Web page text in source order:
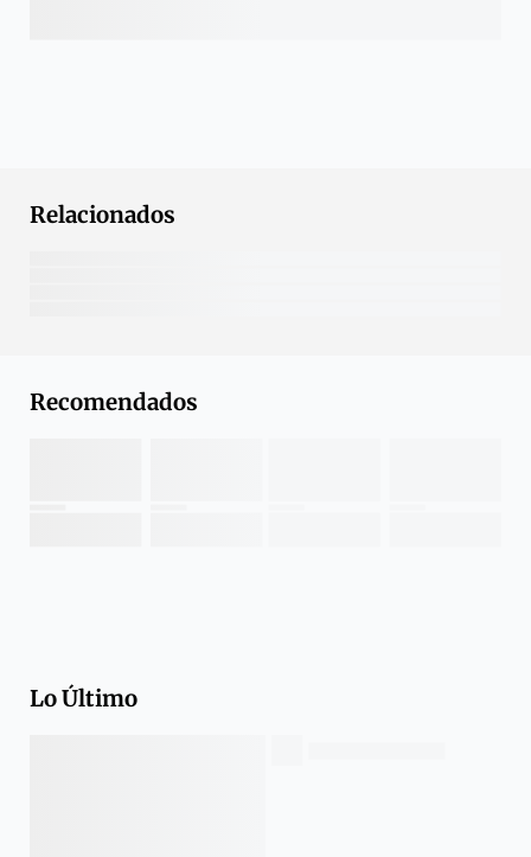
Relacionados
Recomendados
Lo Último